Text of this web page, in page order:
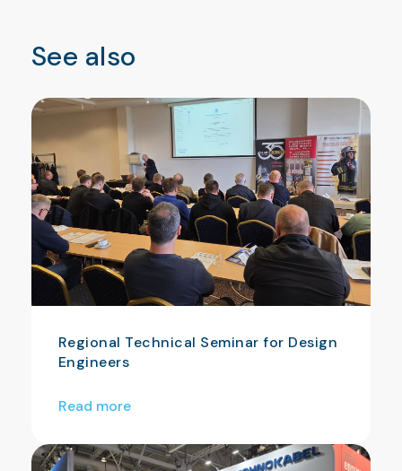
See also
Regional Technical Seminar for Design
Engineers
Read more